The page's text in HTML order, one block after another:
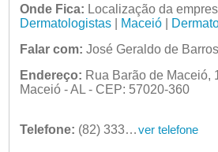
Onde Fica: Localização da
Dermatologistas| Maceió|
Falar com: José Geraldo de
Endereço: Rua Barão de Maceió,
Maceió - AL - CEP: 57020-360
Telefone: (82) 3336-2206 ver telefone